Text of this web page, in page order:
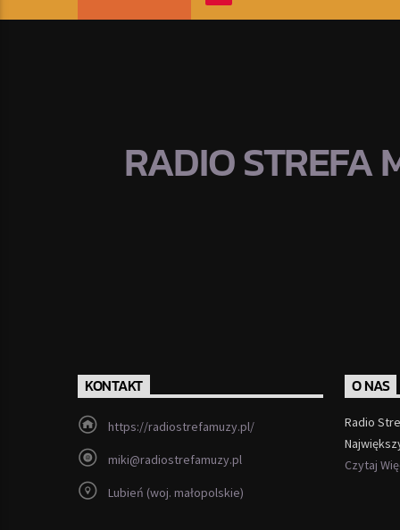
RADIO STREFA
KONTAKT
https://radiostrefamuzy.pl/
miki@radiostrefamuzy.pl
Lubień (woj. małopolskie)
O NAS
Radio
Czytaj